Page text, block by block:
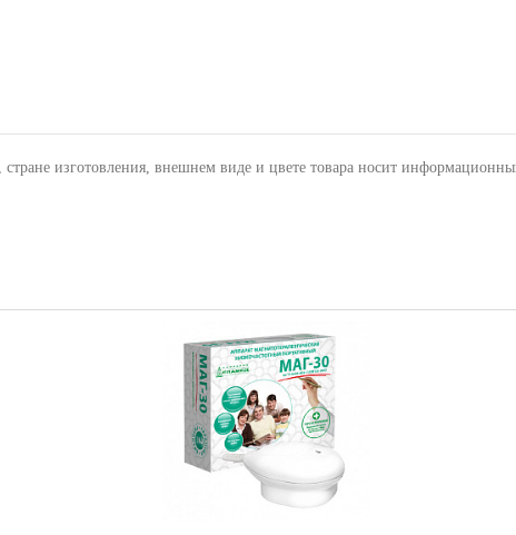
изготовления, внешнем виде и цвете товара носит